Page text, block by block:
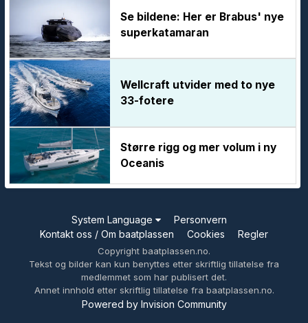
Se bildene: Her er Brabus' nye
superkatamaran
Wellcraft utvider med to nye
33-fotere
Større rigg og mer volum i ny
Oceanis
System Language
Personvern
Kontakt oss / Om baatplassen
Cookies Regler
Copyright baatplassen.no.
Tekst og bilder kan kun benyttes etter skriftlig tillatelse fra
medlemmet som har publisert det.
Annet innhold etter skriftlig tillatelse fra baatplassen.no.
Powered by Invision Community